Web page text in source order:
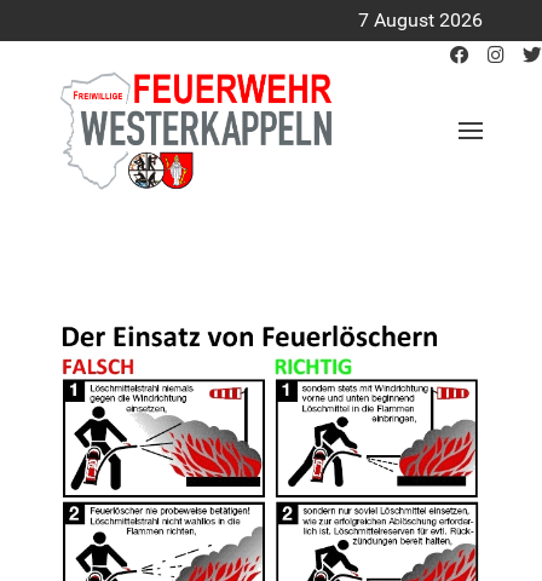
7 August 2026